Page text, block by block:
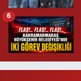
6